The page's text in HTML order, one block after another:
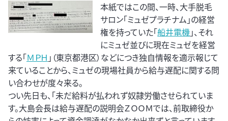
本紙ではこの間、一時、大手脱毛
サロン「ミュゼプラチナム」の経営
権を持っていた「船井電機」、それ
にミュゼ並びに現在ミュゼを経営
する「ＭＰＨ 」（東京都港区）などにつき独自情報を適示報じて
来ていることから、ミュゼの現場社員から給与遅配に関する問
い合わせが度々来る。
つい先日も、「未だ給料が払われず奴隷労働させられていま
す。大島会長は給与遅配の説明会ＺＯＯＭでは、前取締役か